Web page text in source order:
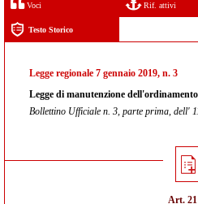
Voci Rif. attivi
Testo Storico
Legge regionale 7 gennaio 2019, n. 3
Legge di manutenzione
Bollettino Ufficiale n. 3, parte prima, dell'
Art. 21